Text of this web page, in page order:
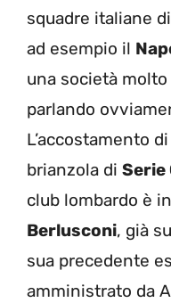
squadre italiane
ad esempio il
una società
parlando
L’accostamento di
brianzola di Serie
club lombardo è
Berlusconi, già
sua precedente
amministrato da